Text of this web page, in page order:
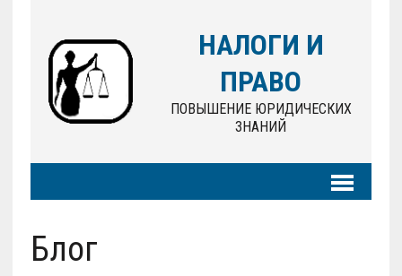
НАЛОГИ И
ПРАВО
ПОВЫШЕНИЕ ЮРИДИЧЕСКИХ
ЗНАНИЙ
Блог